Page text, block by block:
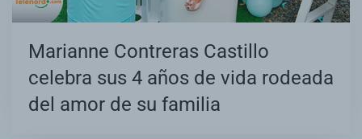
Marianne Contreras Castillo
celebra sus 4 años de vida rodeada
del amor de su familia